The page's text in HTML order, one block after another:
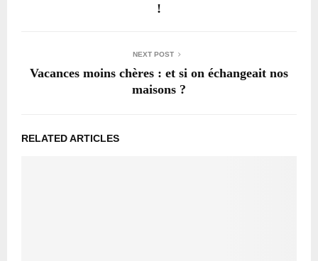
!
NEXT POST
Vacances moins chères : et si on échangeait nos
maisons ?
RELATED ARTICLES